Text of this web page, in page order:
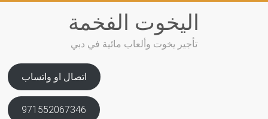
اليخوت الفخمة
تأجير يخوت وألعاب مائية في دبي
اتصال او واتساب
971552067346